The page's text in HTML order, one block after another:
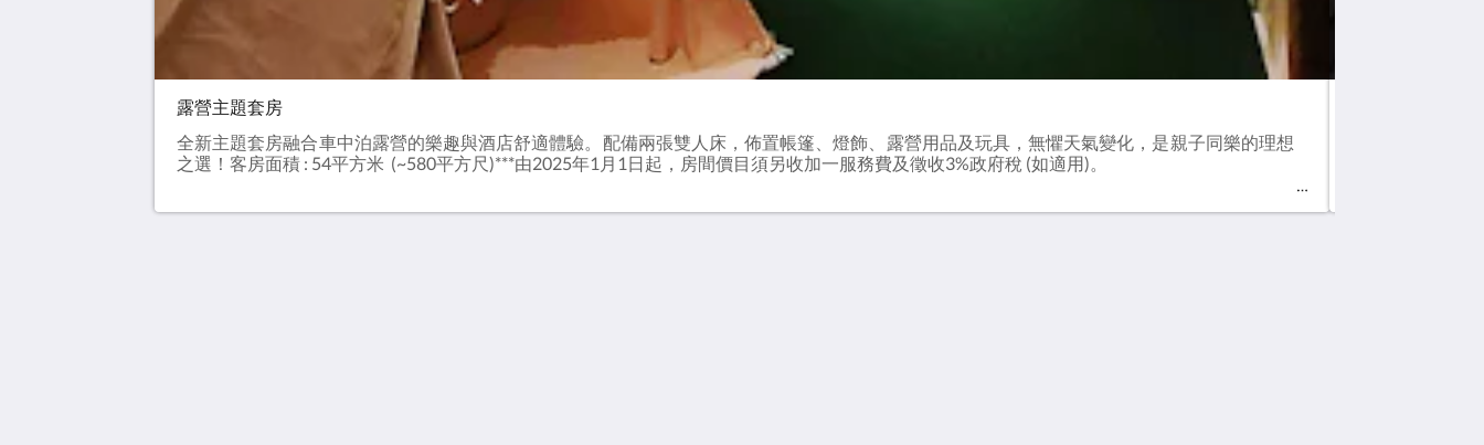
露營主題套房
全新主題套房融合車中泊露營的樂趣與酒店舒適體驗。配備兩張雙人床，佈置帳篷、燈飾、露營用品及玩具，無懼天氣變化，是親子同樂的理想
之選！客房面積 : 54平方米 (~580平方尺)***由2025年1月1日起，房間價目須另收加一服務費及徵收3%政府稅 (如適用)。